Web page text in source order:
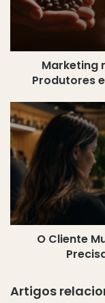
e
Cafeterias
Precisam
Marketing
Produtores
O
Cliente
Mudou:
O
Restaurante
Também
Precisa
Mudar
no
O Cliente
Artigos